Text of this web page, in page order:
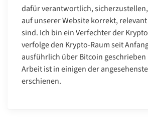
dafür verantwortlich,
auf unserer Website korrekt,
sind. Ich bin ein Verfechter der
verfolge den Krypto-Raum seit
ausführlich über Bitcoin
Arbeit ist in einigen der
erschienen.